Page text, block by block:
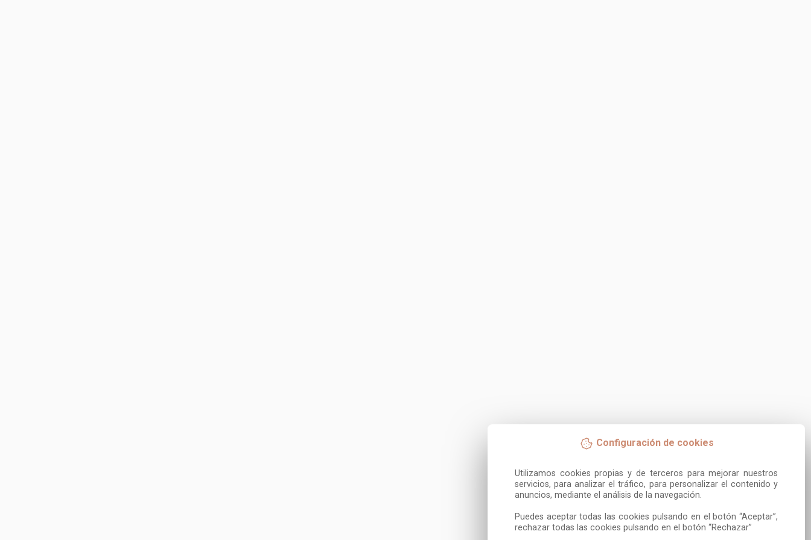
Configuración de cookies
Utilizamos cookies propias y de terceros para mejorar nuestros
servicios, para analizar el tráfico, para personalizar el contenido y
anuncios, mediante el análisis de la navegación.
Puedes aceptar todas las cookies pulsando en el botón “Aceptar”,
rechazar todas las cookies pulsando en el botón “Rechazar”